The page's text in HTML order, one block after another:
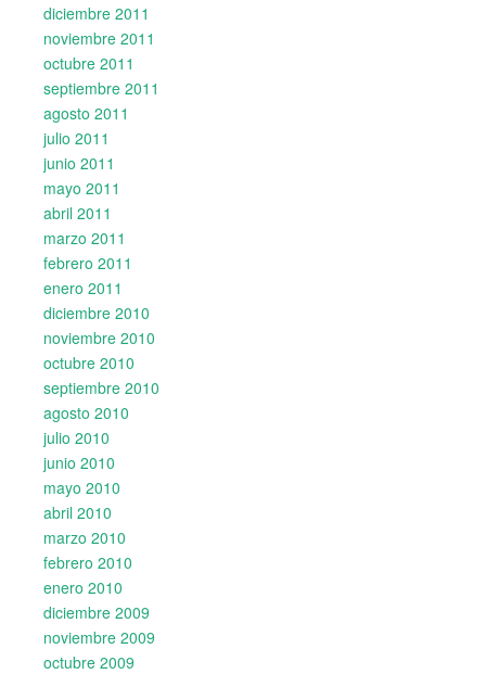
diciembre 2011
noviembre 2011
octubre 2011
septiembre 2011
agosto 2011
julio 2011
junio 2011
mayo 2011
abril 2011
marzo 2011
febrero 2011
enero 2011
diciembre 2010
noviembre 2010
octubre 2010
septiembre 2010
agosto 2010
julio 2010
junio 2010
mayo 2010
abril 2010
marzo 2010
febrero 2010
enero 2010
diciembre 2009
noviembre 2009
octubre 2009